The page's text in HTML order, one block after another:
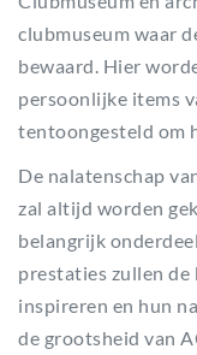
clubmuseum waar
bewaard. Hier
persoonlijke items
tentoongesteld om
De nalatenschap
zal altijd worden
belangrijk
prestaties zullen de
inspireren en hun
de grootsheid van